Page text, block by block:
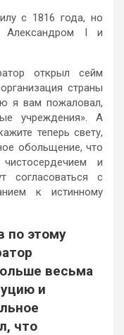
с 1816 года, но
Александром I и
открыл сейм
страны
я вам пожаловал,
учреждения». А
теперь свету,
обольщение, что
и
согласоваться с
к истинному
по этому
весьма
и
что